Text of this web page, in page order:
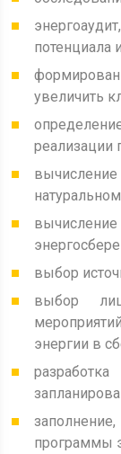
потенциала
увеличить
реализации
выбор
выбор
энергии в
программы